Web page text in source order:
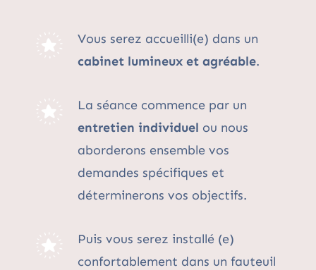
Vous serez accueilli(e) dans un
cabinet lumineux et agréable.
La séance commence par un
entretien individuel ou nous
aborderons ensemble vos
demandes spécifiques et
déterminerons vos objectifs.
Puis vous serez installé (e)
confortablement dans un fauteuil